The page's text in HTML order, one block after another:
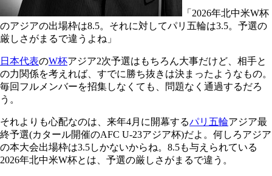
「2026年北中米W杯
のアジアの出場枠は8.5。それに対してパリ五輪は3.5。予選の
厳しさがまるで違うよね」
日本代表のW杯アジア2次予選はもちろん大事だけど、相手と
の力関係を考えれば、すでに勝ち抜きは決まったようなもの。
毎回フルメンバーを招集しなくても、問題なく通過するだろ
う。
それよりも心配なのは、来年4月に開幕するパリ五輪アジア最
終予選(カタール開催のAFC U-23アジア杯)だよ。何しろアジア
の本大会出場枠は3.5しかないからね。8.5も与えられている
2026年北中米W杯とは、予選の厳しさがまるで違う。